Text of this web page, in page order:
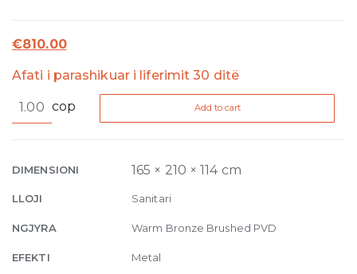
€810.00
Afati i parashikuar i liferimit 30 ditë
316
Mixer
spout
Intreccio,
waste
cop Add to cart
DIMENSIONI 165 × 210 × 114 cm
LLOJI Sanitari
NGJYRA Warm Bronze Brushed PVD
EFEKTI Metal